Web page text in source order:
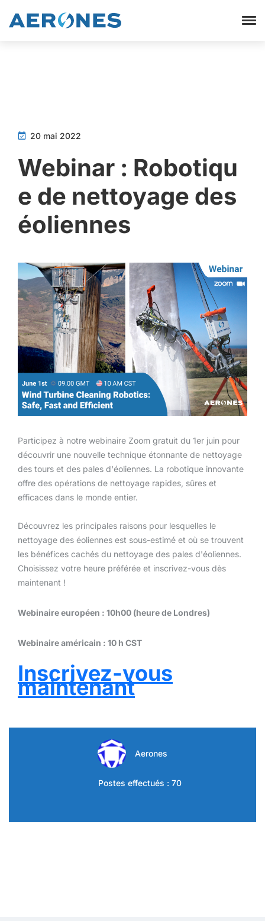
20 mai 2022
Webinar : Robotiqu
e de nettoyage des
éoliennes
Participez à notre webinaire Zoom gratuit du 1er juin pour
découvrir une nouvelle technique étonnante de nettoyage
des tours et des pales d'éoliennes. La robotique innovante
offre des opérations de nettoyage rapides, sûres et
efficaces dans le monde entier.
Découvrez les principales raisons pour lesquelles le
nettoyage des éoliennes est sous-estimé et où se trouvent
les bénéfices cachés du nettoyage des pales d'éoliennes.
Choisissez votre heure préférée et inscrivez-vous dès
maintenant !
Webinaire européen : 10h00 (heure de Londres)
Webinaire américain : 10 h CST
Inscrivez-vous
maintenant
Aerones
Postes effectués : 70